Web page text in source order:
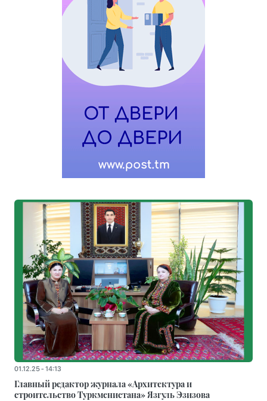
01.12.25 - 14:13
Главный редактор журнала «Архитектура и
строительство Туркменистана» Язгуль Эзизова